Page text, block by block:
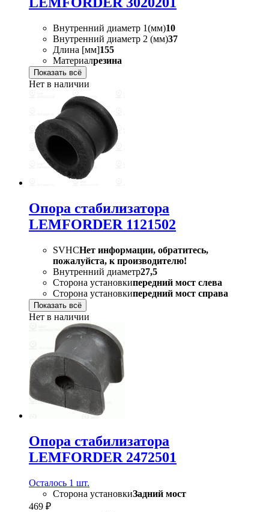
Внутренний диаметр 1(мм)10
Внутренний диаметр 2 (мм)37
Длина [мм]155
Материалрезина
Показать всё
Нет в наличии
Опора стабилизатора
LEMFORDER 1121502
SVHCНет информации, обратитесь,
пожалуйста, к производителю!
Внутренний диаметр27,5
Сторона установкипередний мост слева
Сторона установкипередний мост справа
Показать всё
Нет в наличии
Опора стабилизатора
LEMFORDER 2472501
Осталось 1 шт.
Сторона установкиЗадний мост
469 ₽